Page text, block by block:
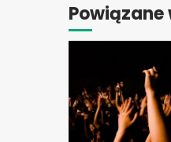
Powiązane